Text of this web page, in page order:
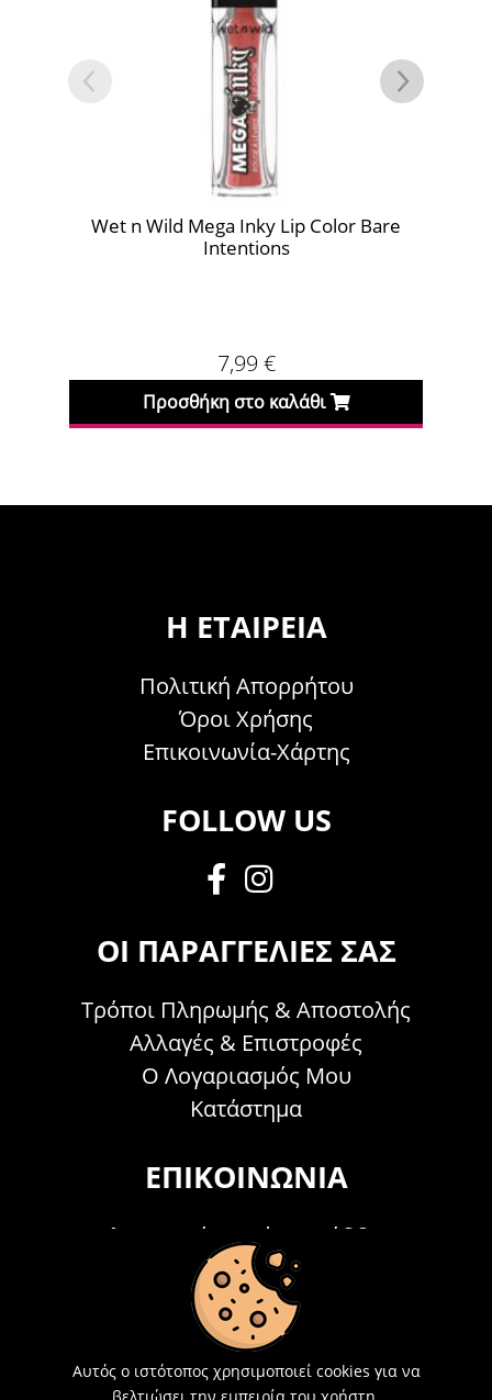
Wet n Wild Mega Inky Lip Color Bare
Intentions
7,99 €
Προσθήκη στο καλάθι
Η ΕΤΑΙΡΕΊΑ
Πολιτική Απορρήτου
Όροι Χρήσης
Επικοινωνία-Χάρτης
FOLLOW US
ΟΙ ΠΑΡΑΓΓΕΛΊΕΣ ΣΑΣ
Τρόποι Πληρωμής & Αποστολής
Αλλαγές & Επιστροφές
Ο Λογαριασμός Μου
Κατάστημα
ΕΠΙΚΟΙΝΩΝΊΑ
Τηλεφωνικά Δευτέρα - Σάββατο
09:00 - 15:00
Τ: 26214 00104
info@acosmetics.gr
Αυτός ο ιστότοπος χρησιμοποιεί cookies για να